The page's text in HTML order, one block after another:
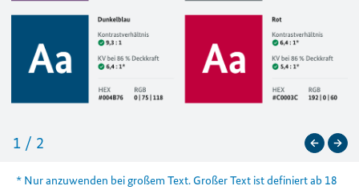
1 / 2
* Nur anzuwenden bei großem Text. Großer Text ist definiert ab 18